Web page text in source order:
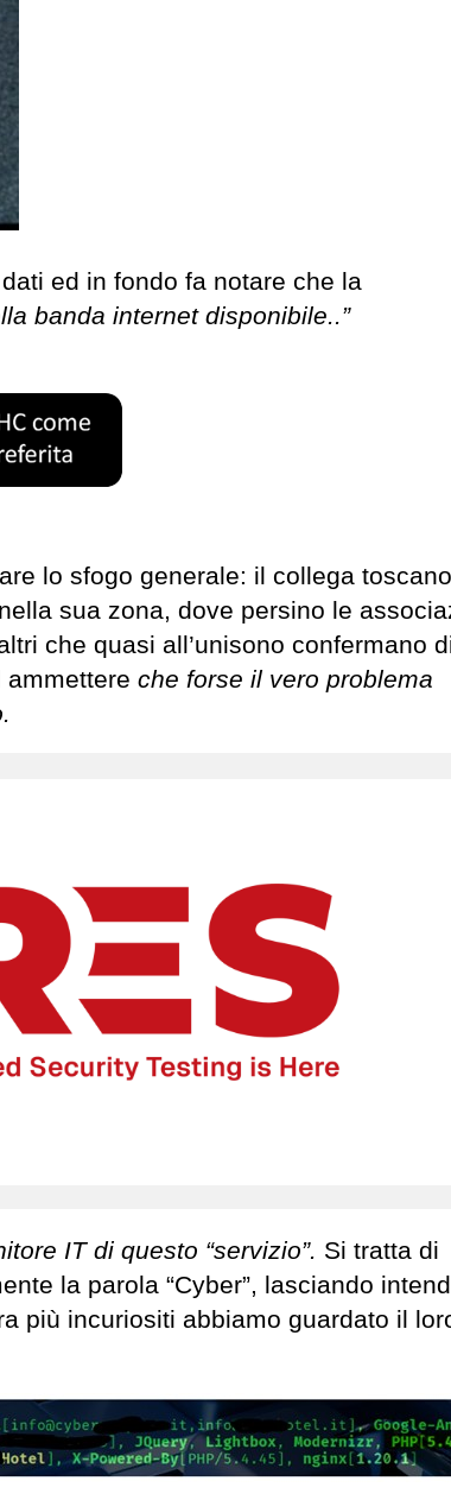
ed in fondo fa notare che la
banda internet disponibile..”
lo sfogo generale: il collega
sua zona, dove persino le
che quasi all’unisono confermano
che forse il vero problema
IT di questo “servizio”. Si tratta di
la parola “Cyber”, lasciando
più incuriositi abbiamo guardato il